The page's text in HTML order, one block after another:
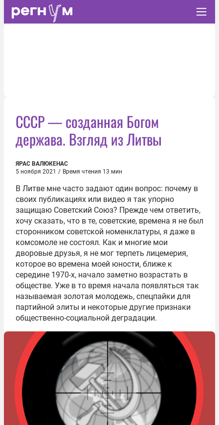
СССР — созданная Богом
держава. Взгляд из Литвы
ЯРАС ВАЛЮКЕНАС
5 ноября 2021 / Время чтения 13 мин
В Литве мне часто задают один вопрос: почему в
своих публикациях или видео я так упорно
защищаю Советский Союз? Прежде чем ответить,
хочу сказать, что в те, советские, времена я не был
сторонником советской номенклатуры, я даже в
комсомоле не состоял. Как и многие мои
дворовые друзья, я не мог терпеть лицемерия,
которое во времена моей юности, ближе к
середине 1970-х, начало заметно возрастать в
обществе. Уже в то время начала появляться так
называемая золотая молодежь, спецпайки для
партийной элиты и некоторые другие признаки
общественно-социальной деградации.